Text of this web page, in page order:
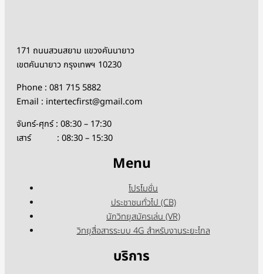
171 ถนนสวนสยาม แขวงคันนายาว
เขตคันนายาว กรุงเทพฯ 10230
Phone : 081 715 5882
Email : intertecfirst@gmail.com
จันทร์-ศุกร์ : 08:30 – 17:30
เสาร์ : 08:30 – 15:30
Menu
โปรโมชั่น
ประชาชนทั่วไป (CB)
นักวิทยุสมัครเล่น (VR)
วิทยุสื่อสารระบบ 4G สำหรับงานระยะไกล
บริการ